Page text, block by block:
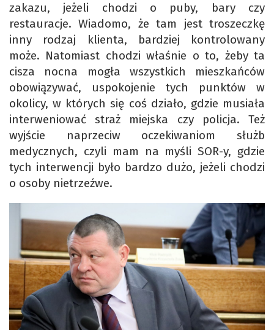
zakazu, jeżeli chodzi o puby, bary czy
restauracje. Wiadomo, że tam jest troszeczkę
inny rodzaj klienta, bardziej kontrolowany
może. Natomiast chodzi właśnie o to, żeby ta
cisza nocna mogła wszystkich mieszkańców
obowiązywać, uspokojenie tych punktów w
okolicy, w których się coś działo, gdzie musiała
interweniować straż miejska czy policja. Też
wyjście naprzeciw oczekiwaniom służb
medycznych, czyli mam na myśli SOR-y, gdzie
tych interwencji było bardzo dużo, jeżeli chodzi
o osoby nietrzeźwe.